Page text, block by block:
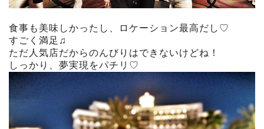
食事も美味しかったし、ロケーション最高だし♡
すごく満足♫
ただ人気店だからのんびりはできないけどね！
しっかり、夢実現をパチリ♡